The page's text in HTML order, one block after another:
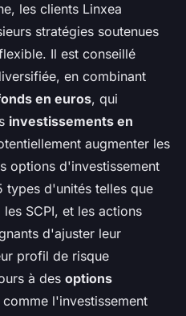
les clients Linxea
stratégies soutenues
Il est conseillé
en combinant
en euros, qui
investissements en
augmenter les
options d'investissement
types d'unités telles que
SCPI, et les actions
d'ajuster leur
profil de risque
à des options
comme l'investissement